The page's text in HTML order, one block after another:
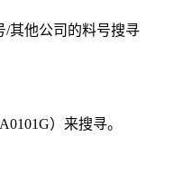
/其他公司的料号搜寻
）来搜寻。